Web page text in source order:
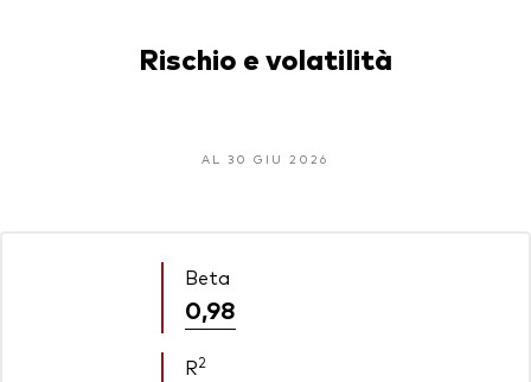
Rischio e volatilità
AL 30 GIU 2026
Beta
0,98
R2